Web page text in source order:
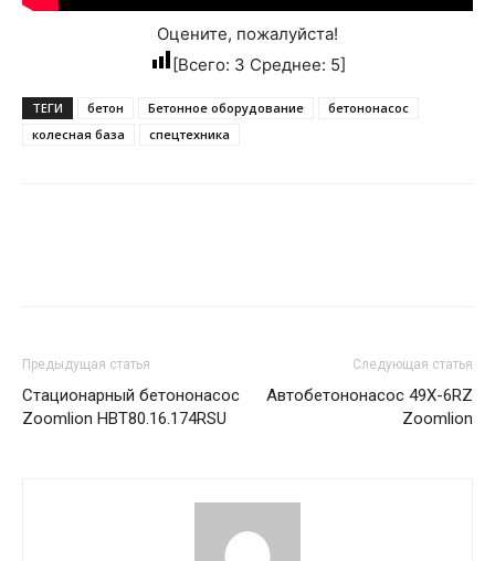
Оцените, пожалуйста!
[Всего: 3 Среднее: 5]
ТЕГИ бетон Бетонное оборудование
бетононасос
колесная база
спецтехника
Предыдущая статья
Стационарный бетононасос
Zoomlion HBT80.16.174RSU
Следующая статья
Автобетононасос 49X-6RZ
Zoomlion